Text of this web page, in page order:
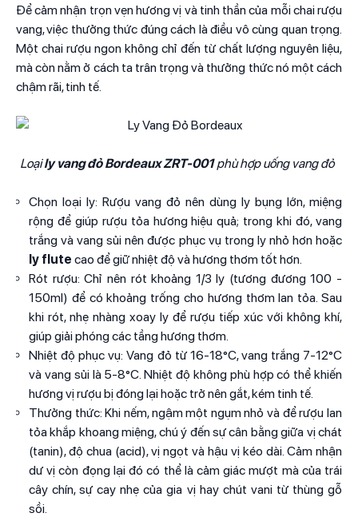
Để cảm nhận trọn vẹn hương vị và tinh thần của mỗi chai rượu
vang, việc thưởng thức đúng cách là điều vô cùng quan trọng.
Một chai rượu ngon không chỉ đến từ chất lượng nguyên liệu,
mà còn nằm ở cách ta trân trọng và thưởng thức nó một cách
chậm rãi, tinh tế.
Loạily vang đỏ Bordeaux ZRT-001phù hợp uống vang đỏ
Chọn loại ly: Rượu vang đỏ nên dùng ly bụng lớn, miệng
rộng để giúp rượu tỏa hương hiệu quả; trong khi đó, vang
trắng và vang sủi nên được phục vụ trong ly nhỏ hơn hoặc
ly flute cao để giữ nhiệt độ và hương thơm tốt hơn.
Rót rượu: Chỉ nên rót khoảng 1/3 ly (tương đương 100 -
150ml) để có khoảng trống cho hương thơm lan tỏa. Sau
khi rót, nhẹ nhàng xoay ly để rượu tiếp xúc với không khí,
giúp giải phóng các tầng hương thơm.
Nhiệt độ phục vụ: Vang đỏ từ 16-18°C, vang trắng 7-12°C
và vang sủi là 5-8°C. Nhiệt độ không phù hợp có thể khiến
hương vị rượu bị đóng lại hoặc trở nên gắt, kém tinh tế.
Thưởng thức: Khi nếm, ngậm một ngụm nhỏ và để rượu lan
tỏa khắp khoang miệng, chú ý đến sự cân bằng giữa vị chát
(tanin), độ chua (acid), vị ngọt và hậu vị kéo dài. Cảm nhận
dư vị còn đọng lại đó có thể là cảm giác mượt mà của trái
cây chín, sự cay nhẹ của gia vị hay chút vani từ thùng gỗ
sồi.